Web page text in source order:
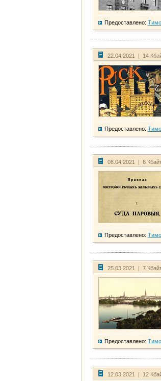
Предоставлено:
22.04.2021 | 14
Предоставлено:
08.04.2021 | 6
Предоставлено:
25.03.2021 | 7
Предоставлено:
12.03.2021 | 12